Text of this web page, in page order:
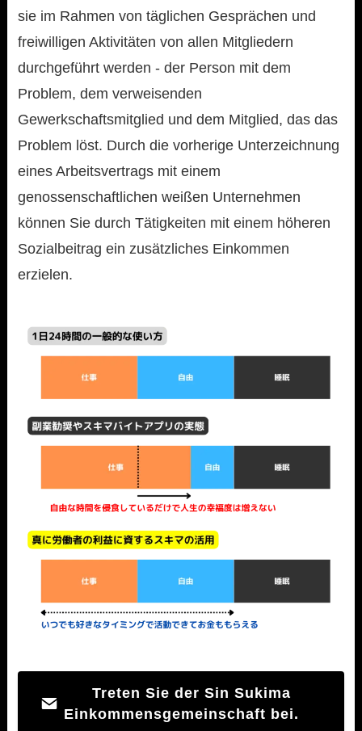
sie im Rahmen von täglichen Gesprächen und
freiwilligen Aktivitäten von allen Mitgliedern
durchgeführt werden - der Person mit dem
Problem, dem verweisenden
Gewerkschaftsmitglied und dem Mitglied, das das
Problem löst. Durch die vorherige Unterzeichnung
eines Arbeitsvertrags mit einem
genossenschaftlichen weißen Unternehmen
können Sie durch Tätigkeiten mit einem höheren
Sozialbeitrag ein zusätzliches Einkommen
erzielen.
Treten Sie der Sin Sukima
Einkommensgemeinschaft bei.